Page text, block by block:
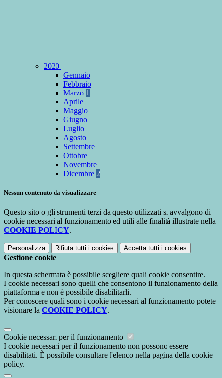
2020
Gennaio
Febbraio
Marzo 1
Aprile
Maggio
Giugno
Luglio
Agosto
Settembre
Ottobre
Novembre
Dicembre 2
Nessun contenuto da visualizzare
Questo sito o gli strumenti terzi da questo utilizzati si avvalgono di
cookie necessari al funzionamento ed utili alle finalità illustrate nella
COOKIE POLICY.
Personalizza Rifiuta tutti i cookies Accetta tutti i cookies
Gestione cookie
In questa schermata è possibile scegliere quali cookie consentire.
I cookie necessari sono quelli che consentono il funzionamento della
piattaforma e non è possibile disabilitarli.
Per conoscere quali sono i cookie necessari al funzionamento potete
visionare la COOKIE POLICY.
Cookie necessari per il funzionamento
I cookie necessari per il funzionamento non possono essere
disabilitati. È possibile consultare l'elenco nella pagina della cookie
policy.